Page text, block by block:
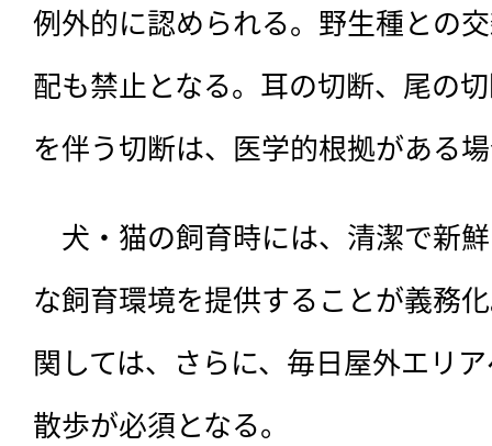
例外的に認められる。野生種との
配も禁止となる。耳の切断、尾の
を伴う切断は、医学的根拠がある
犬・猫の飼育時には、清潔で新
な飼育環境を提供することが義務
関しては、さらに、毎日屋外エリ
散歩が必須となる。